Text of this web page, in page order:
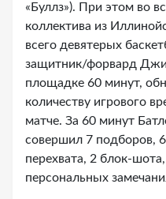
«Буллз»). При этом во
коллектива из
всего девятерых
защитник/форвард
площадке 60 минут,
количеству игрового
матче. За 60 минут
совершил 7 подборов,
перехвата, 2 блок-
персональных